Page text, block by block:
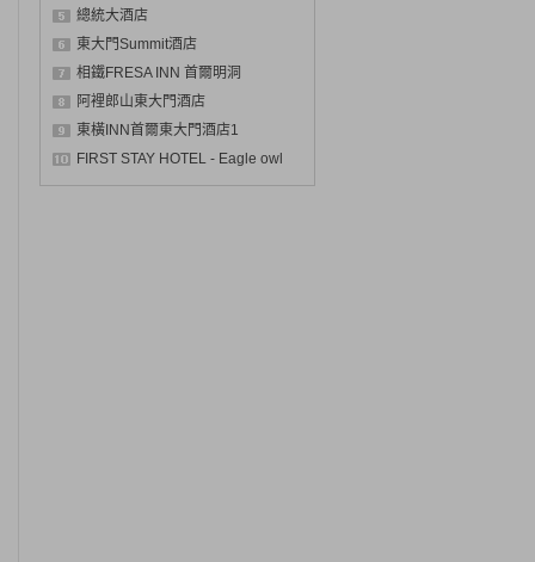
總統大酒店
東大門Summit酒店
相鐵FRESA INN 首爾明洞
阿裡郎山東大門酒店
東橫INN首爾東大門酒店1
FIRST STAY HOTEL - Eagle owl